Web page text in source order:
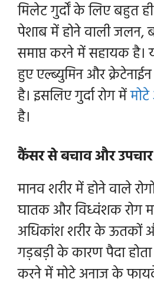
मिलेट गुर्दों के लिए बहुत
पेशाब में होने वाली जलन,
समाप्त करने में सहायक
हुए एल्ब्युमिन और
है। इसलिए गुर्दा रोग में
है।
कैंसर से बचाव और
मानव शरीर में होने वाले
घातक और विध्वंशक रोग
अधिकांश शरीर के ऊतकों
गड़बड़ी के कारण पैदा
करने में मोटे अनाज के